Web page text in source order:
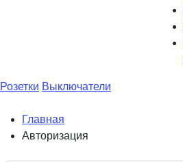
Розетки Выключатели
Главная
Авторизация